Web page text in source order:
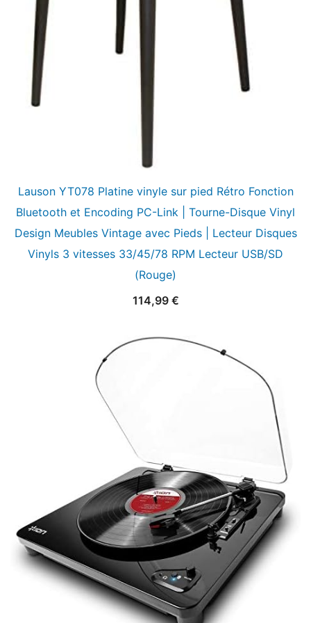
Lauson YT078 Platine vinyle sur pied Rétro Fonction
Bluetooth et Encoding PC-Link | Tourne-Disque Vinyl
Design Meubles Vintage avec Pieds | Lecteur Disques
Vinyls 3 vitesses 33/45/78 RPM Lecteur USB/SD
(Rouge)
114,99 €